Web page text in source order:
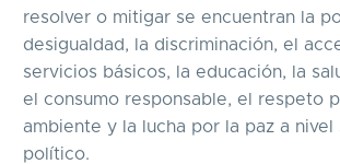
resolver o mitigar se encuentran la
desigualdad, la discriminación, el
servicios básicos, la educación, la
el consumo responsable, el respeto
ambiente y la lucha por la paz a nivel
político.